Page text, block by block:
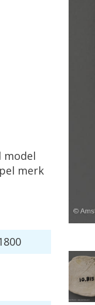
model
merk